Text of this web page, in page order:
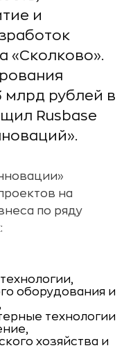
и
«Сколково».
млрд рублей в
Rusbase
на
по ряду
оборудования и
технологии
хозяйства и